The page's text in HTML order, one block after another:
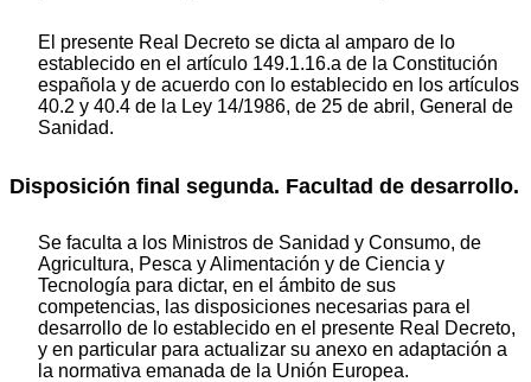
El presente Real Decreto se dicta al amparo de lo
establecido en el artículo 149.1.16.a de la Constitución
española y de acuerdo con lo establecido en los artículos
40.2 y 40.4 de la Ley 14/1986, de 25 de abril, General de
Sanidad.
Disposición final segunda. Facultad de desarrollo.
Se faculta a los Ministros de Sanidad y Consumo, de
Agricultura, Pesca y Alimentación y de Ciencia y
Tecnología para dictar, en el ámbito de sus
competencias, las disposiciones necesarias para el
desarrollo de lo establecido en el presente Real Decreto,
y en particular para actualizar su anexo en adaptación a
la normativa emanada de la Unión Europea.